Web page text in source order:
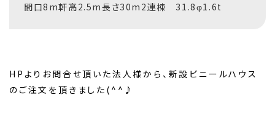
間口8m軒高2.5m長さ30m2連棟 31.8φ1.6t
HPよりお問合せ頂いた法人様から、新設ビニールハウス
のご注文を頂きました(^^♪